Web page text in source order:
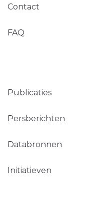
Contact
FAQ
Publicaties
Persberichten
Databronnen
Initiatieven